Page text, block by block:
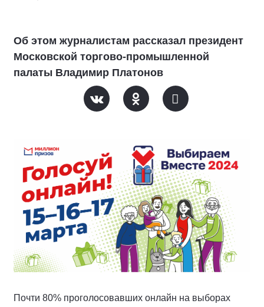
Об этом журналистам рассказал президент
Московской торгово-промышленной
палаты Владимир Платонов
Почти 80% проголосовавших онлайн на выборах